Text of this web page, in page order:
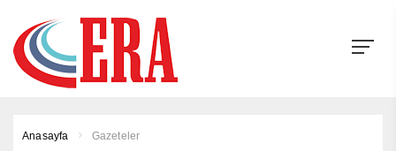
Anasayfa Gazeteler